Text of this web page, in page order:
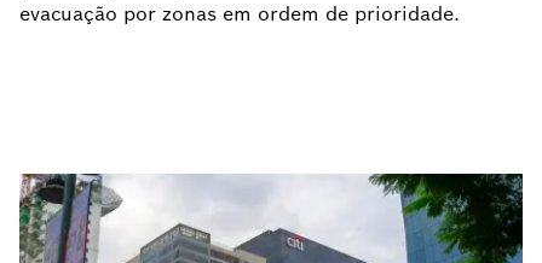
evacuação por zonas em ordem de prioridade.